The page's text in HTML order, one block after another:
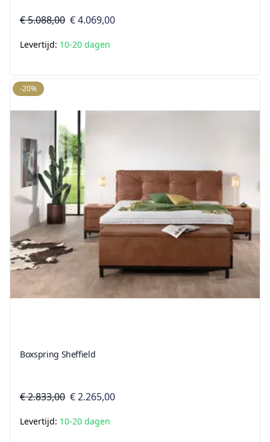
€ 5.088,00 € 4.069,00
Levertijd: 10-20 dagen
-20%
Boxspring Sheffield
€ 2.833,00 € 2.265,00
Levertijd: 10-20 dagen